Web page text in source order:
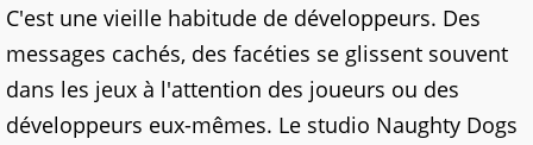
C'est une vieille habitude de développeurs. Des
messages cachés, des facéties se glissent souvent
dans les jeux à l'attention des joueurs ou des
développeurs eux-mêmes. Le studio Naughty Dogs